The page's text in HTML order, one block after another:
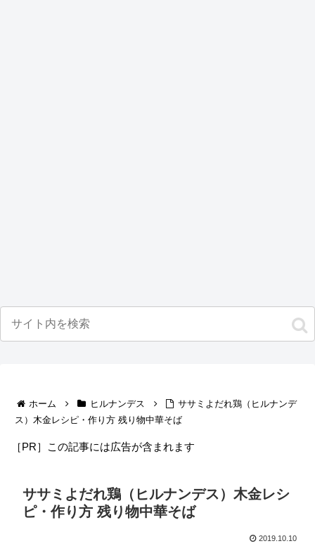
ホーム ヒルナンデス
ササミよだれ鶏（ヒルナンデ
ス）木金レシピ・作り方 残り物中華そば
［PR］この記事には広告が含まれます
ササミよだれ鶏（ヒルナンデス）木金レシ
ピ・作り方 残り物中華そば
2019.10.10